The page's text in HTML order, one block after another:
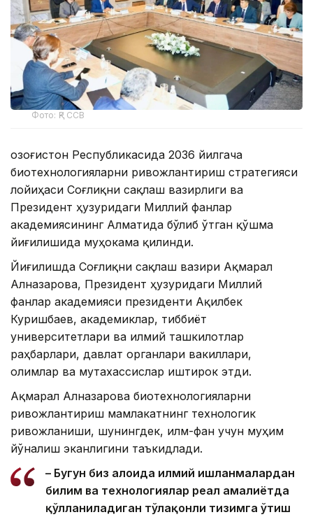
Фото: ҚР ССВ
Қозоғистон Республикасида 2036 йилгача
биотехнологияларни ривожлантириш стратегияси
лойиҳаси Соғлиқни сақлаш вазирлиги ва
Президент ҳузуридаги Миллий фанлар
академиясининг Алматида бўлиб ўтган қўшма
йиғилишида муҳокама қилинди.
Йиғилишда Соғлиқни сақлаш вазири Ақмарал
Алназарова, Президент ҳузуридаги Миллий
фанлар академияси президенти Ақилбек
Куришбаев, академиклар, тиббиёт
университетлари ва илмий ташкилотлар
раҳбарлари, давлат органлари вакиллари,
олимлар ва мутахассислар иштирок этди.
Ақмарал Алназарова биотехнологияларни
ривожлантириш мамлакатнинг технологик
ривожланиши, шунингдек, илм-фан учун муҳим
йўналиш эканлигини таъкидлади.
– Бугун биз алоҳида илмий ишланмалардан
билим ва технологиялар реал амалиётда
қўлланиладиган тўлақонли тизимга ўтиш